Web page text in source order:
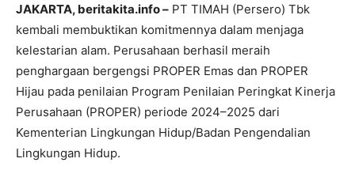
JAKARTA, beritakita.info – PT TIMAH (Persero) Tbk
kembali membuktikan komitmennya dalam menjaga
kelestarian alam. Perusahaan berhasil meraih
penghargaan bergengsi PROPER Emas dan PROPER
Hijau pada penilaian Program Penilaian Peringkat Kinerja
Perusahaan (PROPER) periode 2024–2025 dari
Kementerian Lingkungan Hidup/Badan Pengendalian
Lingkungan Hidup.